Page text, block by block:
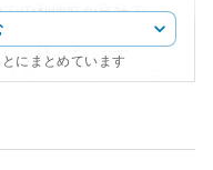
の利便性が良好で
インが印象的で、都市
を持っています。
特徴です。しかしな
にまとめています